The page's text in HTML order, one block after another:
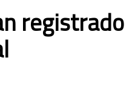
registrado